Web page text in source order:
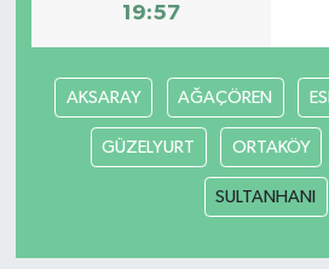
19:57
AKSARAY AĞAÇÖREN
GÜZELYURT ORTAKÖY
SULTANHANI